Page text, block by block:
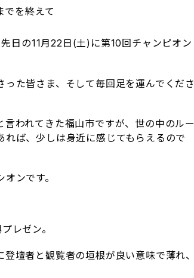
でを終えて
日の11月22日(土)に第10回チャンピオン
た皆さま、そして毎回足を運んでくださ
われてきた福山市ですが、世の中のルー
ば、少しは身近に感じてもらえるので
ンです。
レゼン。
壇者と観覧者の垣根が良い意味で薄れ、